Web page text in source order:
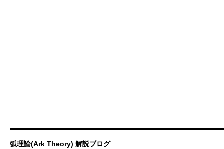
弧理論(Ark Theory) 解説ブログ